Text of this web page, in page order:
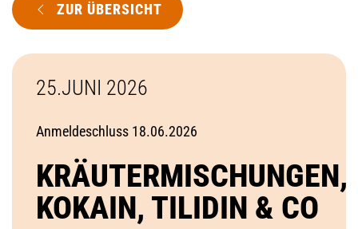
ZUR ÜBERSICHT
25.JUNI 2026
Anmeldeschluss 18.06.2026
KRÄUTERMISCHUNGEN,
KOKAIN, TILIDIN & CO